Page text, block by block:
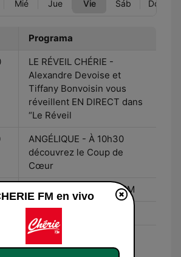
Mié Jue Vie Sáb Dom
Programa
LE RÉVEIL CHÉRIE -
Alexandre Devoise et
Tiffany Bonvoisin vous
réveillent EN DIRECT dans
“Le Réveil
ANGÉLIQUE - À 10h30
découvrez le Coup de
Cœur
MARION - sur Chérie FM
Alexandre Lefort
FM en vivo